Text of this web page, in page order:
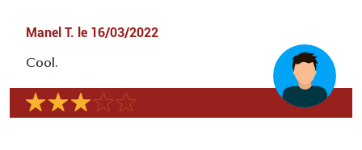
Manel T. le 16/03/2022
Cool.